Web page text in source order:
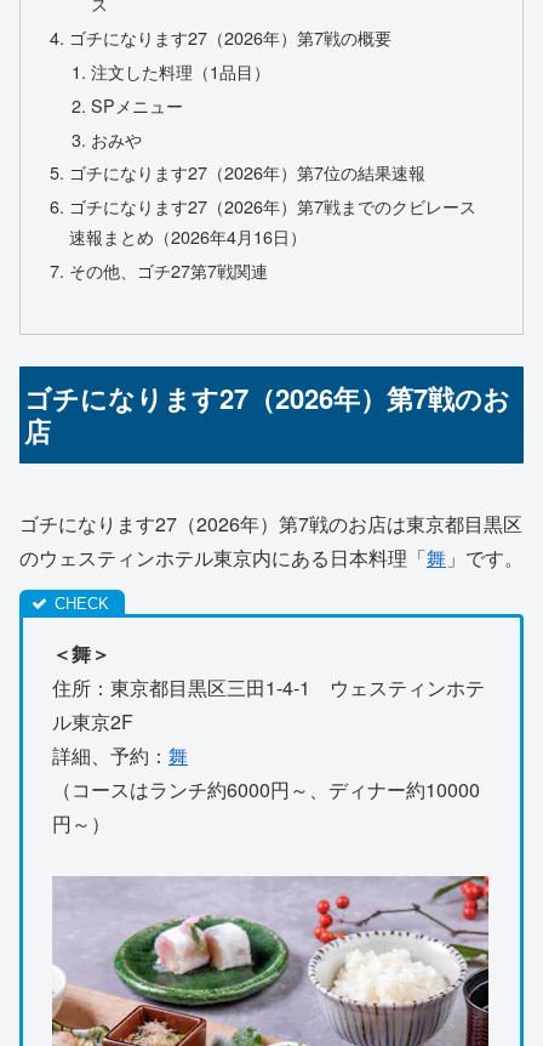
ゴチになります27（2026年）第7戦の概要
注文した料理（1品目）
SPメニュー
おみや
ゴチになります27（2026年）第7位の結果速報
ゴチになります27（2026年）第7戦までのクビレース
速報まとめ（2026年4月16日）
その他、ゴチ27第7戦関連
ゴチになります27（2026年）第7戦のお
店
ゴチになります27（2026年）第7戦のお店は東京都目黒区
のウェスティンホテル東京内にある日本料理「舞 」です。
＜舞＞
住所：東京都目黒区三田1-4-1 ウェスティンホテ
ル東京2F
詳細、予約： 舞
（コースはランチ約6000円～、ディナー約10000
円～）